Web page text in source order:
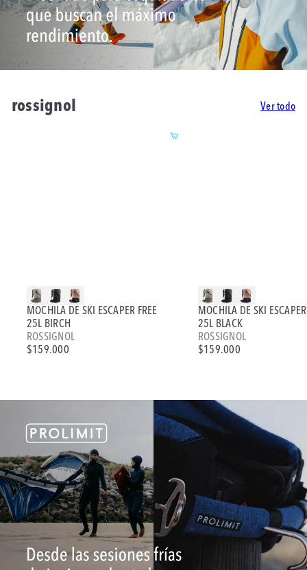
rossignol Ver todo
Agregar al carrito
MOCHILA DE SKI ESCAPER FREE
25L BIRCH
ROSSIGNOL
$159.000
MOCHILA DE SKI
25L BLACK
ROSSIGNOL
$159.000